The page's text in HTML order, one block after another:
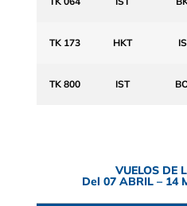
TK 173 HKT
TK 800 IST
VUELOS DE
Del 07 ABRIL – 14